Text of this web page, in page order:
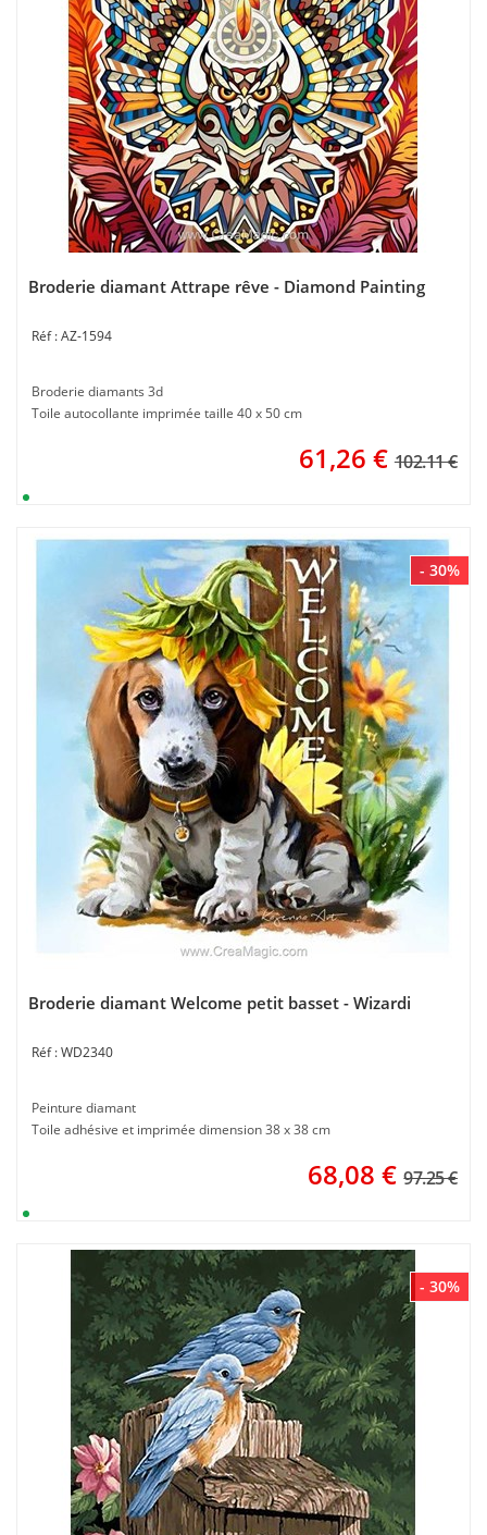
Broderie diamant Attrape rêve - Diamond Painting
AZ-1594
Broderie diamants 3d
Toile autocollante imprimée taille 40 x 50 cm
61,26 € 102.11 €
- 30%
Broderie diamant Welcome petit basset - Wizardi
WD2340
Peinture diamant
Toile adhésive et imprimée dimension 38 x 38 cm
68,08 € 97.25 €
- 30%